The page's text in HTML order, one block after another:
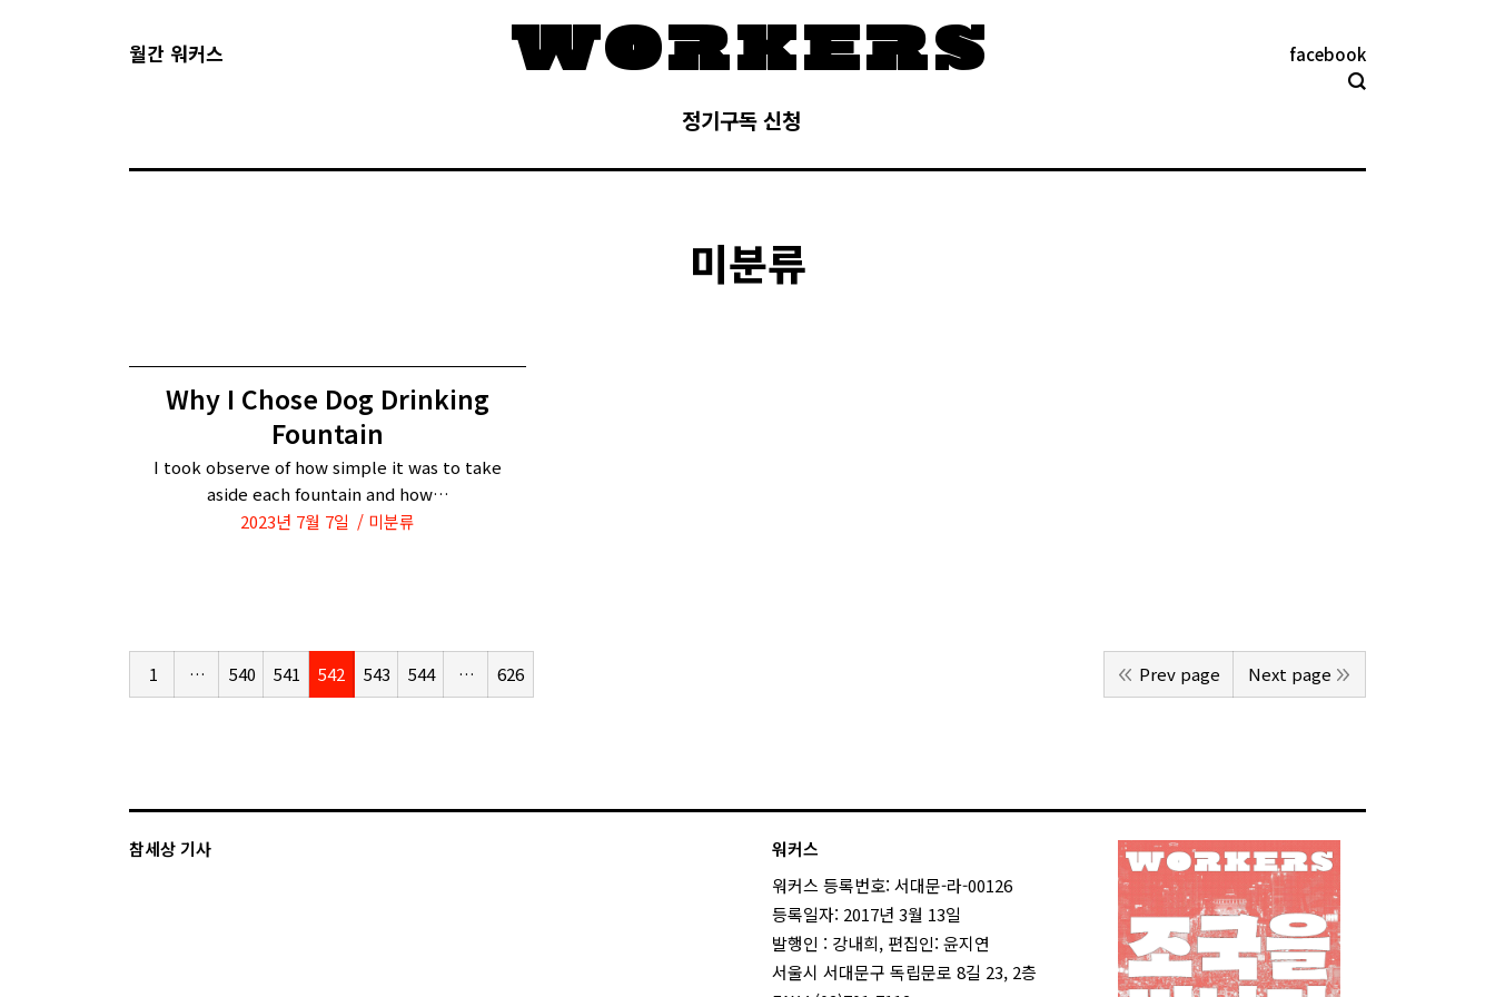
월간 워커스 facebook
정기구독 신청
미분류
Why I Chose Dog Drinking
Fountain
I took observe of how simple it was to take
aside each fountain and how…
2023년 7월 7일
미분류
1 … 540 541 542 543 544 … 626 Prev page Next page
참세상 기사
워커스
워커스 등록번호: 서대문-라-00126
등록일자: 2017년 3월 13일
발행인 : 강내희, 편집인: 윤지연
서울시 서대문구 독립문로 8길 23, 2층